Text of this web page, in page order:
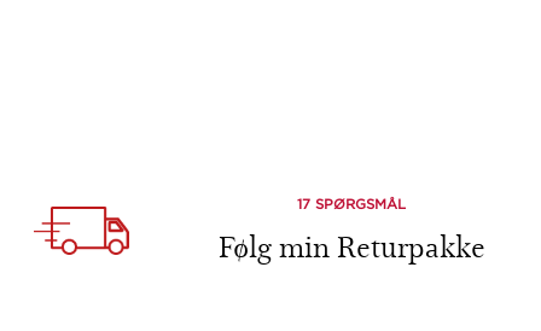
17 SPØRGSMÅL
Følg min Returpakke